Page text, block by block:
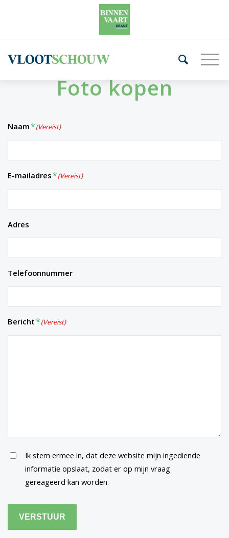
Foto kopen
Naam (Vereist)
E-mailadres (Vereist)
Adres
Telefoonnummer
Bericht (Vereist)
Untitled
Ik stem ermee in, dat deze website mijn ingediende
informatie opslaat, zodat er op mijn vraag
gereageerd kan worden.
CAPTCHA